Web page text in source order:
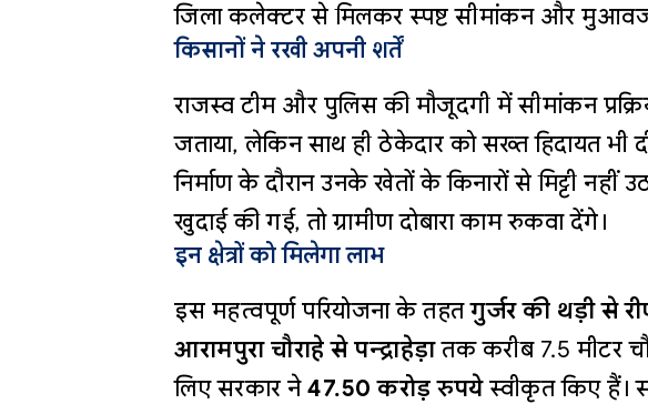
जिला कलेक्टर से मिलकर स्पष्ट सीमांकन और मुआवजा
किसानों ने रखी अपनी शर्तें
राजस्व टीम और पुलिस की मौजूदगी में सीमांकन
जताया, लेकिन साथ ही ठेकेदार को सख्त हिदायत भी
निर्माण के दौरान उनके खेतों के किनारों से मिट्टी नहीं
खुदाई की गई, तो ग्रामीण दोबारा काम रुकवा देंगे।
इन क्षेत्रों को मिलेगा लाभ
इस महत्वपूर्ण परियोजना के तहतगुर्जर की थड़ी से
आरामपुरा चौराहे से पन्द्राहेड़ातक करीब 7.5 मीटर
लिए सरकार ने47.50 करोड़ रुपयेस्वीकृत किए हैं।